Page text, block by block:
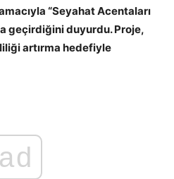
“Seyahat Acentaları
geçirdiğini duyurdu. Proje,
artırma hedefiyle
ad